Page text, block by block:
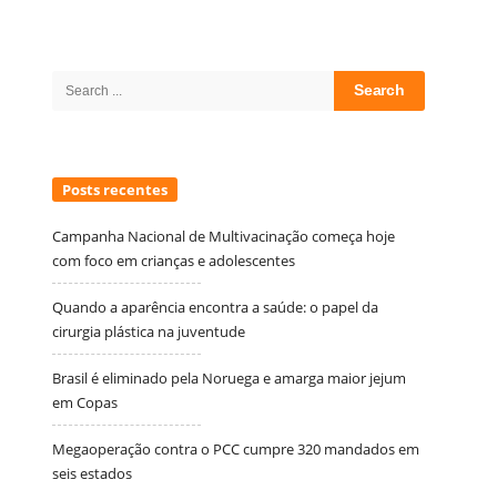
Search
Posts recentes
Campanha Nacional de Multivacinação começa hoje
com foco em crianças e adolescentes
Quando a aparência encontra a saúde: o papel da
cirurgia plástica na juventude
Brasil é eliminado pela Noruega e amarga maior jejum
em Copas
Megaoperação contra o PCC cumpre 320 mandados em
seis estados